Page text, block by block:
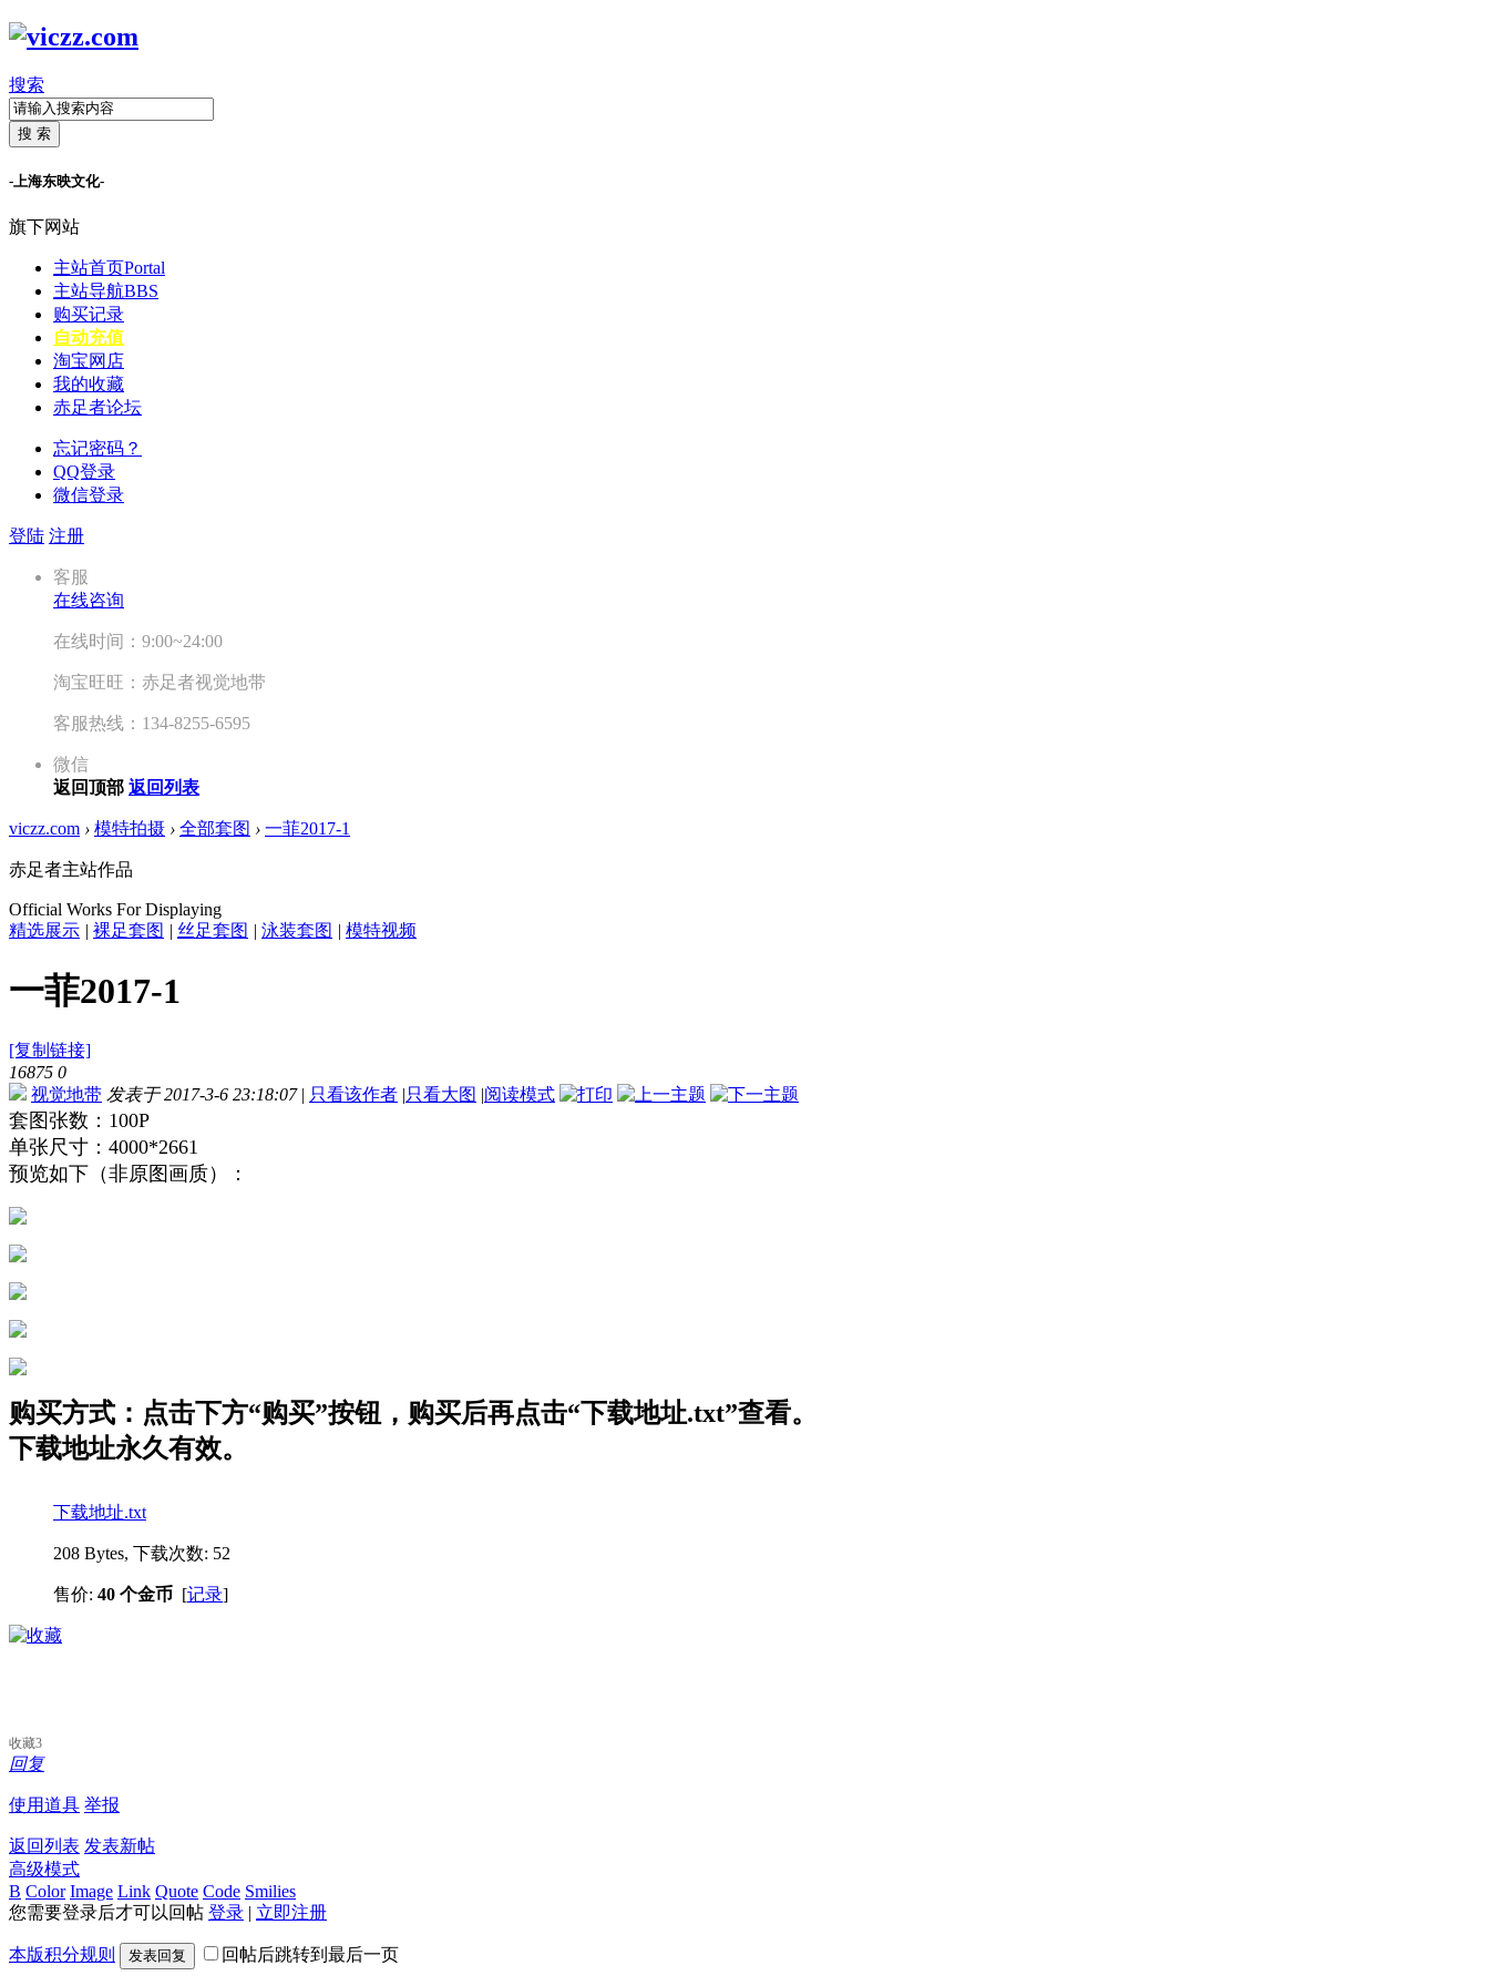
搜索
搜 索
-上海东映文化-
旗下网站
主站首页Portal
主站导航BBS
购买记录
自动充值
淘宝网店
我的收藏
赤足者论坛
忘记密码？
QQ登录
微信登录
登陆 注册
客服
在线咨询
在线时间：9:00~24:00
淘宝旺旺：赤足者视觉地带
客服热线：134-8255-6595
微信
返回顶部 返回列表
viczz.com › 模特拍摄 › 全部套图 › 一菲2017-1
赤足者主站作品
Official Works For Displaying
精选展示 | 裸足套图 | 丝足套图 | 泳装套图 | 模特视频
一菲2017-1
[复制链接]
16875 0
视觉地带 发表于 2017-3-6 23:18:07 | 只看该作者 |只看大图 |阅读模式
套图张数：100P
单张尺寸：4000*2661
预览如下（非原图画质）：
购买方式：点击下方“购买”按钮，购买后再点击“下载地址.txt”查看。
下载地址永久有效。
下载地址.txt
208 Bytes, 下载次数: 52
售价: 40 个金币 [记录]
收藏3
回复
使用道具 举报
返回列表 发表新帖
高级模式
B Color Image Link Quote Code Smilies
您需要登录后才可以回帖 登录 | 立即注册
本版积分规则 发表回复 回帖后跳转到最后一页